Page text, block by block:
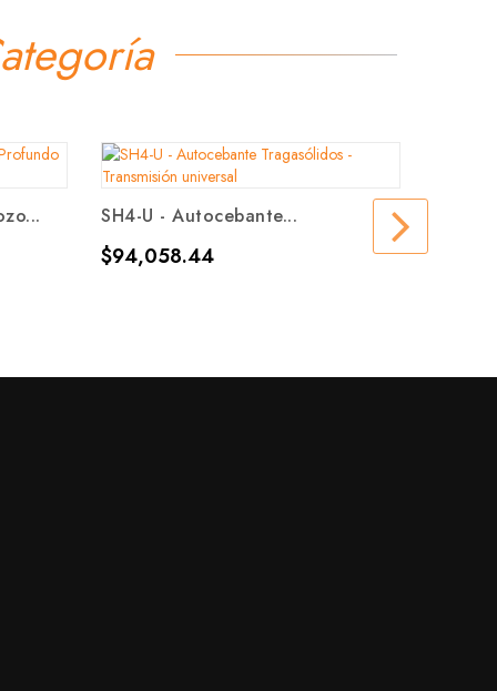
SH4-U - Autocebante...
Precio
$94,058.44